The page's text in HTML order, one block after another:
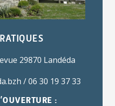
29870 Landéda
/ 06 30 19 37 33
: